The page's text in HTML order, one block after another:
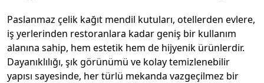
Paslanmaz çelik kağıt mendil kutuları, otellerden evlere,
iş yerlerinden restoranlara kadar geniş bir kullanım
alanına sahip, hem estetik hem de hijyenik ürünlerdir.
Dayanıklılığı, şık görünümü ve kolay temizlenebilir
yapısı sayesinde, her türlü mekanda vazgeçilmez bir